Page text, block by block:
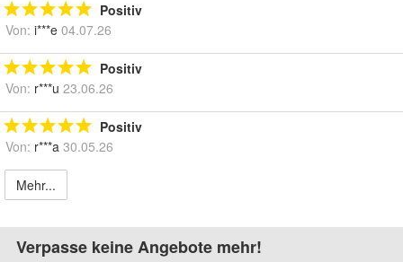
Positiv
Von: i***e 04.07.26
Positiv
Von: r***u 23.06.26
Positiv
Von: r***a 30.05.26
Mehr...
Verpasse keine Angebote mehr!